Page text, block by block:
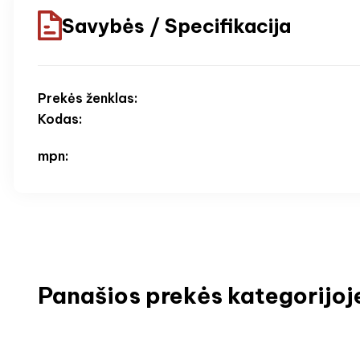
Savybės / Specifikacija
Prekės ženklas:
Kodas:
mpn:
Panašios prekės